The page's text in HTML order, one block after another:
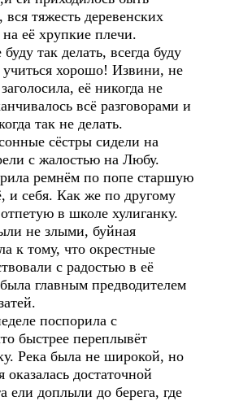
вся тяжесть деревенских
на её хрупкие плечи.
так делать, всегда буду
учиться хорошо! Извини, не
её никогда не
всё разговорами и
так не делать.
сёстры сидели на
с жалостью на Любу.
ремнём по попе старшую
и себя. Как же по другому
в школе хулиганку.
не злыми, буйная
к тому, что окрестные
с радостью в её
главным предводителем
поспорила с
быстрее переплывёт
Река была не широкой, но
оказалась достаточной
ели доплыли до берега, где